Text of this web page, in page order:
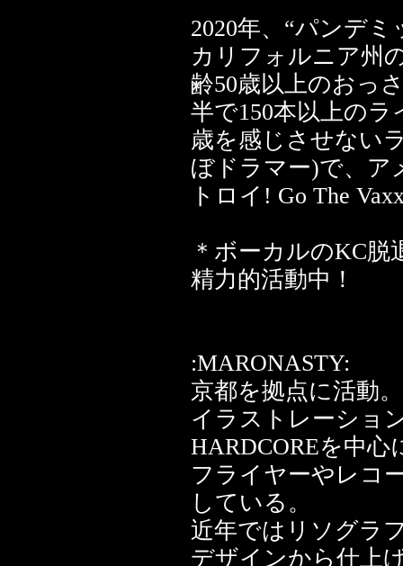
2020年、“パンデ
カリフォルニア州
齢50歳以上のおっ
半で150本以上の
歳を感じさせない
ぼドラマー)で、ア
トロイ! Go The
＊ボーカルのKC脱
精力的活動中！
:MARONASTY:
京都を拠点に活動。
イラストレーショ
HARDCOREを中心
フライヤーやレコ
している。
近年ではリソグラ
デザインから仕上